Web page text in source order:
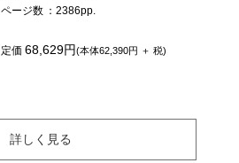
ページ数 ：2386pp.
定価68,629円(本体62,390円 ＋ 税)
詳しく見る